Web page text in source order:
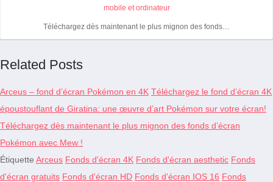
Téléchargez dès maintenant le plus mignon des fonds…
Related Posts
Arceus – fond d’écran Pokémon en 4K Téléchargez le fond d’écran 4K
époustouflant de Giratina: une œuvre d’art Pokémon sur votre écran!
Téléchargez dès maintenant le plus mignon des fonds d’écran
Pokémon avec Mew !
Étiquette Arceus Fonds d'écran 4K Fonds d'écran aesthetic Fonds
d'écran gratuits Fonds d'écran HD Fonds d'écran IOS 16 Fonds